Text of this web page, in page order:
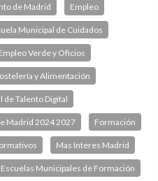
de Madrid Empleo
Municipal de Cuidados
Verde y Oficios
y Alimentación
de Talento Digital
Madrid 2024 2027 Formación
Mas Interes Madrid
Escuelas Municipales de Formación